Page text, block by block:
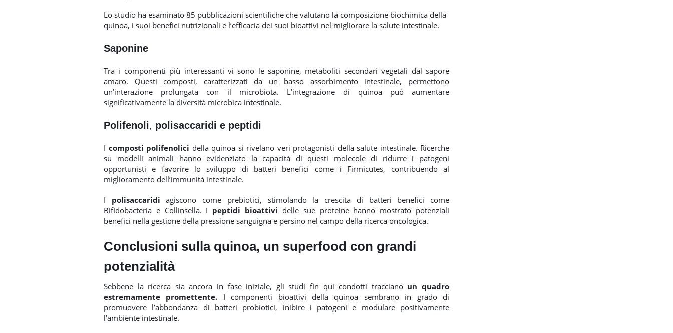
Lo studio ha esaminato 85 pubblicazioni scientifiche che valutano la composizione biochimica della
quinoa, i suoi benefici nutrizionali e l’efficacia dei suoi bioattivi nel migliorare la salute intestinale.
Saponine
Tra i componenti più interessanti vi sono le saponine, metaboliti secondari vegetali dal sapore
amaro. Questi composti, caratterizzati da un basso assorbimento intestinale, permettono
un’interazione prolungata con il microbiota. L’integrazione di quinoa può aumentare
significativamente la diversità microbica intestinale.
Polifenoli, polisaccaridi e peptidi
I composti polifenolici della quinoa si rivelano veri protagonisti della salute intestinale. Ricerche
su modelli animali hanno evidenziato la capacità di questi molecole di ridurre i patogeni
opportunisti e favorire lo sviluppo di batteri benefici come i Firmicutes, contribuendo al
miglioramento dell’immunità intestinale.
I polisaccaridi agiscono come prebiotici, stimolando la crescita di batteri benefici come
Bifidobacteria e Collinsella. I peptidi bioattivi delle sue proteine hanno mostrato potenziali
benefici nella gestione della pressione sanguigna e persino nel campo della ricerca oncologica.
Conclusioni sulla quinoa, un superfood con grandi
potenzialità
Sebbene la ricerca sia ancora in fase iniziale, gli studi fin qui condotti tracciano un quadro
estremamente promettente. I componenti bioattivi della quinoa sembrano in grado di
promuovere l’abbondanza di batteri probiotici, inibire i patogeni e modulare positivamente
l’ambiente intestinale.